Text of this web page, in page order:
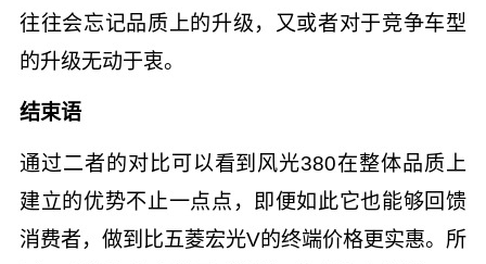
往往会忘记品质上的升级，又或者对于竞争车型
的升级无动于衷。
结束语
通过二者的对比可以看到风光380在整体品质上
建立的优势不止一点点，即便如此它也能够回馈
消费者，做到比五菱宏光V的终端价格更实惠。所